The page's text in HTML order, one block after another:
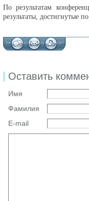
По результатам
результаты, достигнутые
Оставить
Имя
Фамилия
E-mail